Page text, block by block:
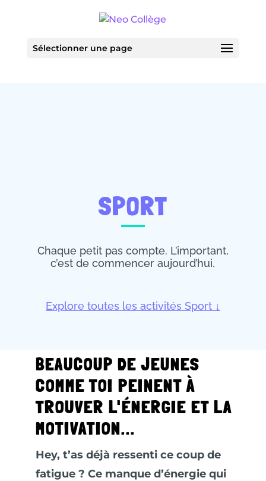
Sélectionner une page
SPORT
Chaque petit pas compte. L’important,
c’est de commencer aujourd’hui.
Explore toutes les activités Sport ↓
BEAUCOUP DE JEUNES
COMME TOI PEINENT À
TROUVER L'ÉNERGIE ET LA
MOTIVATION...
Hey, t’as déjà ressenti ce coup de
fatigue ? Ce manque d’énergie qui